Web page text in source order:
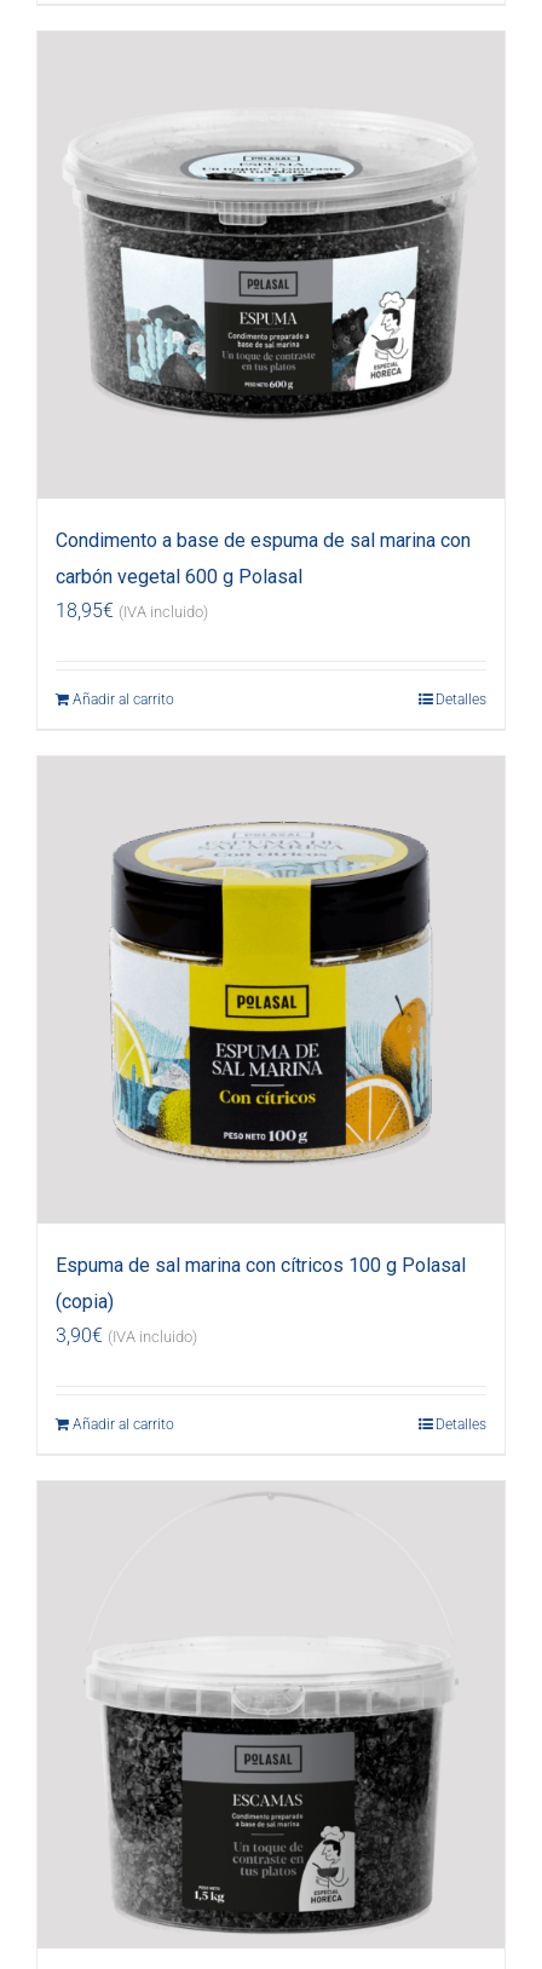
Condimento a base de espuma de sal marina con
carbón vegetal 600 g Polasal
18,95€ (IVA incluido)
Añadir al carrito Detalles
Espuma de sal marina con cítricos 100 g Polasal
(copia)
3,90€ (IVA incluido)
Añadir al carrito Detalles